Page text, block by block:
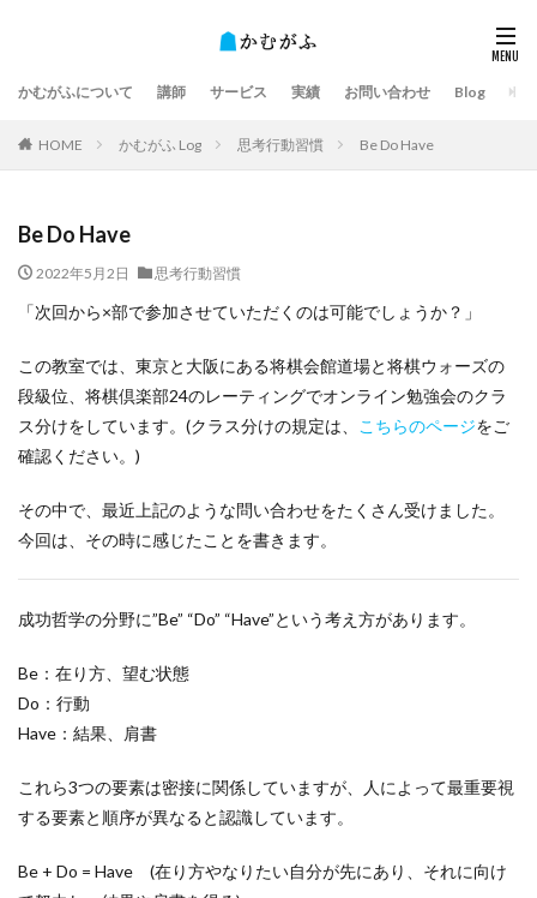
かむがふについて 講師 サービス 実績 お問い合わせ Blog
HOME かむがふ Log 思考行動習慣 Be Do Have
Be Do Have
2022年5月2日 思考行動習慣
「次回から×部で参加させていただくのは可能でしょうか？」
この教室では、東京と大阪にある将棋会館道場と将棋ウォーズの
段級位、将棋倶楽部24のレーティングでオンライン勉強会のクラ
ス分けをしています。(クラス分けの規定は、
こちらのページをご
確認ください。)
その中で、最近上記のような問い合わせをたくさん受けました。
今回は、その時に感じたことを書きます。
成功哲学の分野に”Be” “Do” “Have”という考え方があります。
Be：在り方、望む状態
Do：行動
Have：結果、肩書
これら3つの要素は密接に関係していますが、人によって最重要視
する要素と順序が異なると認識しています。
Be + Do = Have (在り方やなりたい自分が先にあり、それに向け